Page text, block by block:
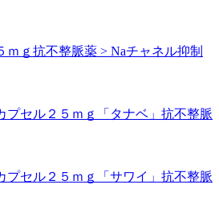
ｍｇ 抗不整脈薬 > Naチャネル抑制
セル２５ｍｇ「タナベ」 抗不整脈
セル２５ｍｇ「サワイ」 抗不整脈